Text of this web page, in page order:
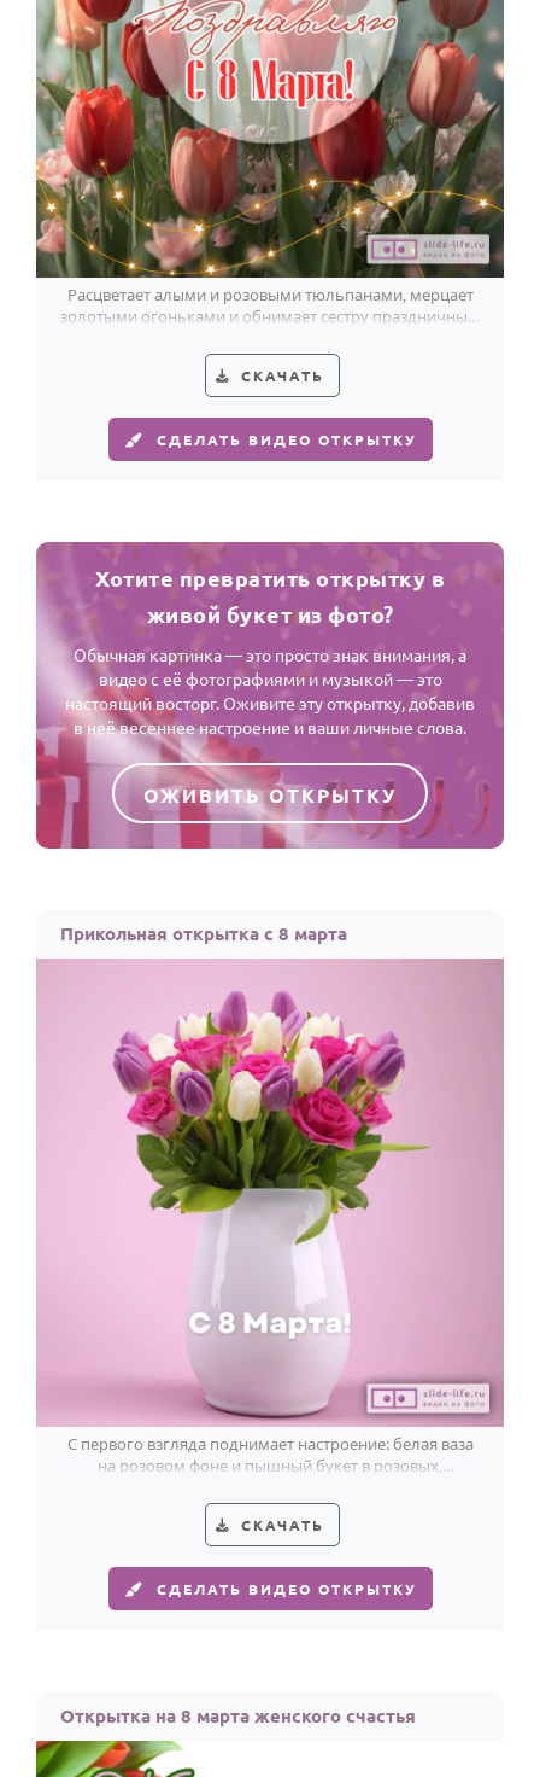
Расцветает алыми и розовыми тюльпанами, мерцает
золотыми огоньками и обнимает сестру праздничным
СКАЧАТЬ
СДЕЛАТЬ ВИДЕО ОТКРЫТКУ
Хотите превратить открытку в
живой букет из фото?
Обычная картинка — это просто знак внимания, а
видео с её фотографиями и музыкой — это
настоящий восторг. Оживите эту открытку, добавив
в неё весеннее настроение и ваши личные слова.
ОЖИВИТЬ ОТКРЫТКУ
Прикольная открытка с 8 марта
С первого взгляда поднимает настроение: белая ваза
на розовом фоне и пышный букет в розовых,
СКАЧАТЬ
СДЕЛАТЬ ВИДЕО ОТКРЫТКУ
Открытка на 8 марта женского счастья